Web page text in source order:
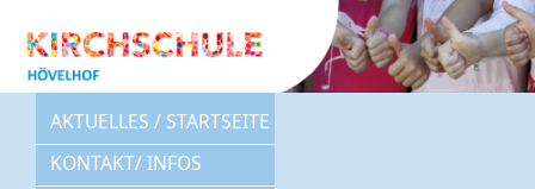
AKTUELLES / STARTSEITE
KONTAKT/ INFOS